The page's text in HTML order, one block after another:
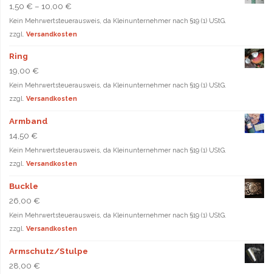
1,50 € – 10,00 €
Kein Mehrwertsteuerausweis, da Kleinunternehmer nach §19 (1) UStG.
zzgl. Versandkosten
Ring
19,00 €
Kein Mehrwertsteuerausweis, da Kleinunternehmer nach §19 (1) UStG.
zzgl. Versandkosten
Armband
14,50 €
Kein Mehrwertsteuerausweis, da Kleinunternehmer nach §19 (1) UStG.
zzgl. Versandkosten
Buckle
26,00 €
Kein Mehrwertsteuerausweis, da Kleinunternehmer nach §19 (1) UStG.
zzgl. Versandkosten
Armschutz/Stulpe
28,00 €